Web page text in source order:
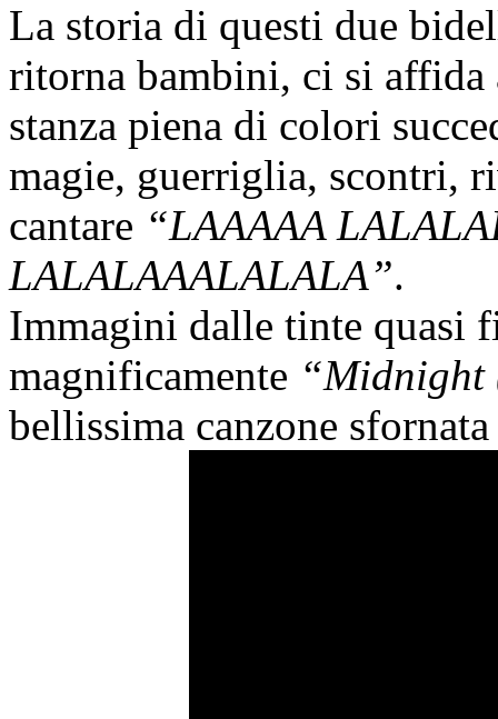
La storia di questi due
ritorna bambini, ci si
stanza piena di colori
magie, guerriglia, scontri,
cantare “LAAAAA
LALALAAALALALA”.
Immagini dalle tinte quasi
magnificamente “Midnight
bellissima canzone